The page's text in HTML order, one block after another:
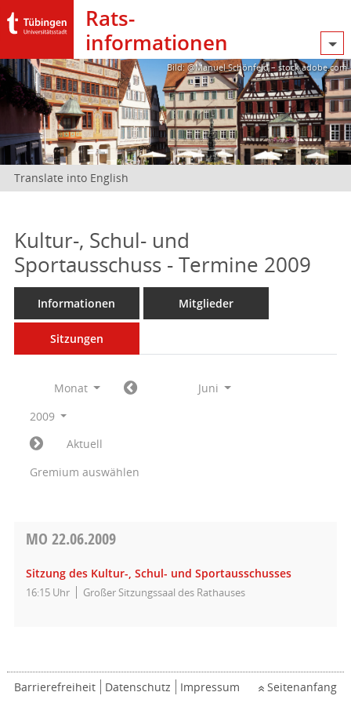
Rats­
informationen
Bild: @Manuel Schönfeld – stock.adobe.com
Translate into English
Kultur-, Schul- und
Sportausschuss - Termine 2009
Informationen Mitglieder
Sitzungen
Monat
Juni
2009
Aktuell
Gremium auswählen
MO 22.06.2009
Sitzung des Kultur-, Schul- und Sportausschusses
16:15 Uhr Großer Sitzungssaal des Rathauses
Barrierefreiheit Datenschutz Impressum Seitenanfang